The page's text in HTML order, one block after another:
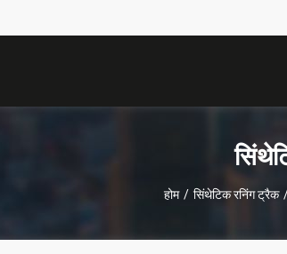
होम / सिंथेटिक रनिंग ट्रैक